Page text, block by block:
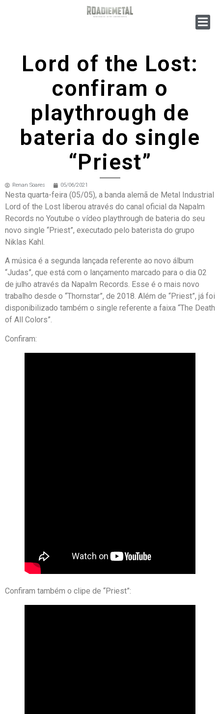
Lord of the Lost:
confiram o
playthrough de
bateria do single
“Priest”
Renan Soares 05/06/2021
Nesta quarta-feira (05/05), a banda alemã de Metal Industrial
Lord of the Lost liberou através do canal oficial da Napalm
Records no Youtube o vídeo playthrough de bateria do seu
novo single “Priest”, executado pelo baterista do grupo
Niklas Kahl.
A música é a segunda lançada referente ao novo álbum
“Judas”, que está com o lançamento marcado para o dia 02
de julho através da Napalm Records. Esse é o mais novo
trabalho desde o “Thornstar”, de 2018. Além de “Priest”, já foi
disponibilizado também o single referente a faixa “The Death
of All Colors”.
Confiram:
Confiram também o clipe de “Priest”: